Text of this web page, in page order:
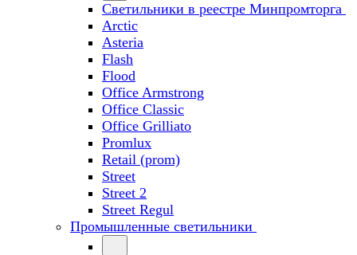
Светильники в реестре Минпромторга
Arctic
Asteria
Flash
Flood
Office Armstrong
Office Classic
Office Grilliato
Promlux
Retail (prom)
Street
Street 2
Street Regul
Промышленные светильники